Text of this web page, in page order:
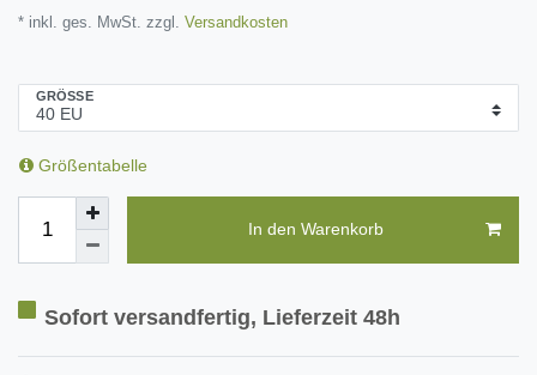
* inkl. ges. MwSt. zzgl. Versandkosten
GRÖSSE
Größentabelle
In den Warenkorb
Sofort versandfertig, Lieferzeit 48h